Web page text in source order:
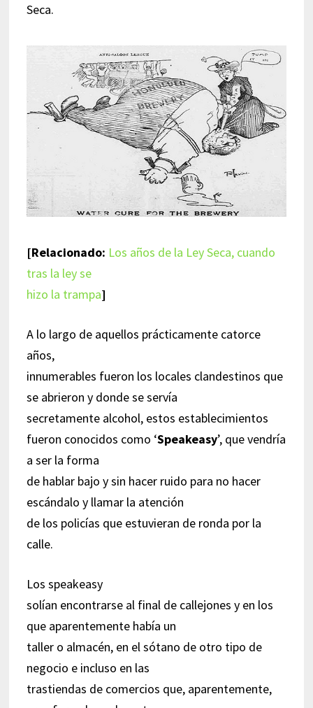
Seca.
[Relacionado: Los años de la Ley Seca, cuando
tras la ley se
hizo la trampa]
A lo largo de aquellos prácticamente catorce
años,
innumerables fueron los locales clandestinos que
se abrieron y donde se servía
secretamente alcohol, estos establecimientos
fueron conocidos como ‘Speakeasy’, que vendría
a ser la forma
de hablar bajo y sin hacer ruido para no hacer
escándalo y llamar la atención
de los policías que estuvieran de ronda por la
calle.
Los speakeasy
solían encontrarse al final de callejones y en los
que aparentemente había un
taller o almacén, en el sótano de otro tipo de
negocio e incluso en las
trastiendas de comercios que, aparentemente,